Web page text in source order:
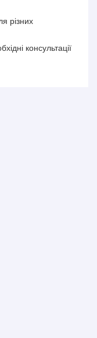
різних
консультації